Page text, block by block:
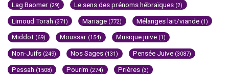
Lag Baomer (29) Le sens des prénoms hébraïques (2)
Limoud Torah (371) Mariage (772) Mélanges lait/viande (1)
Middot (69) Moussar (154) Musique juive (1)
Non-Juifs (249) Nos Sages (131) Pensée Juive (3087)
Pessah (1508) Pourim (274) Prières (3)